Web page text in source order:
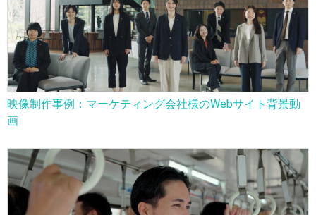
映像制作事例：マーケティング会社様のWebサイト背景動
画